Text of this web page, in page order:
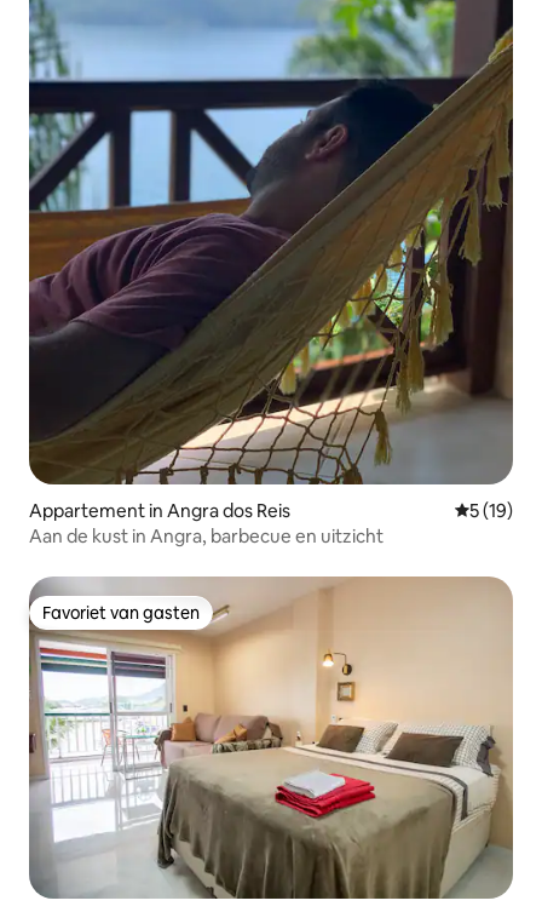
Appartement in Angra dos Reis
5 (19)
Aan de kust in Angra, barbecue en uitzicht
Favoriet van gasten
Favoriet van gasten